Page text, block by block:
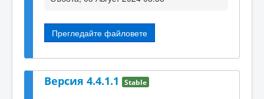
Прегледайте файловете
Версия 4.4.1.1 Stable